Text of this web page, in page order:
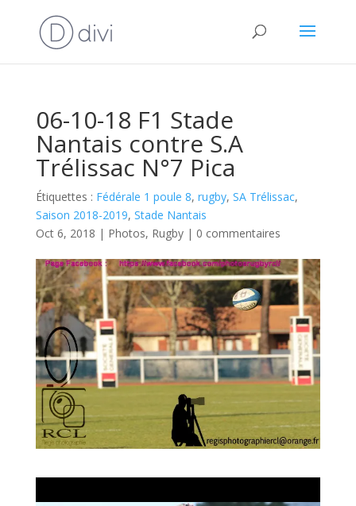
06-10-18 F1 Stade
Nantais contre S.A
Trélissac N°7 Pica
Étiquettes : Fédérale 1 poule 8, rugby, SA Trélissac,
Saison 2018-2019, Stade Nantais
Oct 6, 2018 | Photos, Rugby| 0 commentaires